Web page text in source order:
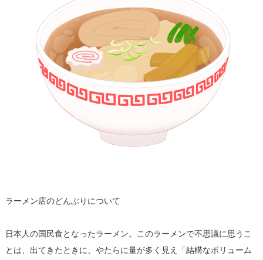
ラーメン店のどんぶりについて
日本人の国民食となったラーメン。このラーメンで不思議に思うこ
とは、出てきたときに、やたらに量が多く見え「結構なボリューム